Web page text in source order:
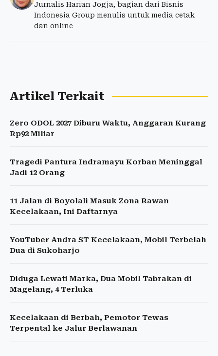
Jurnalis Harian Jogja, bagian dari Bisnis
Indonesia Group menulis untuk media cetak
dan online
Artikel Terkait
Zero ODOL 2027 Diburu Waktu, Anggaran Kurang
Rp92 Miliar
Tragedi Pantura Indramayu Korban Meninggal
Jadi 12 Orang
11 Jalan di Boyolali Masuk Zona Rawan
Kecelakaan, Ini Daftarnya
YouTuber Andra ST Kecelakaan, Mobil Terbelah
Dua di Sukoharjo
Diduga Lewati Marka, Dua Mobil Tabrakan di
Magelang, 4 Terluka
Kecelakaan di Berbah, Pemotor Tewas
Terpental ke Jalur Berlawanan